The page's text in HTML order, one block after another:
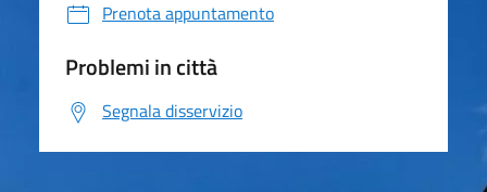
Prenota appuntamento
Problemi in città
Segnala disservizio